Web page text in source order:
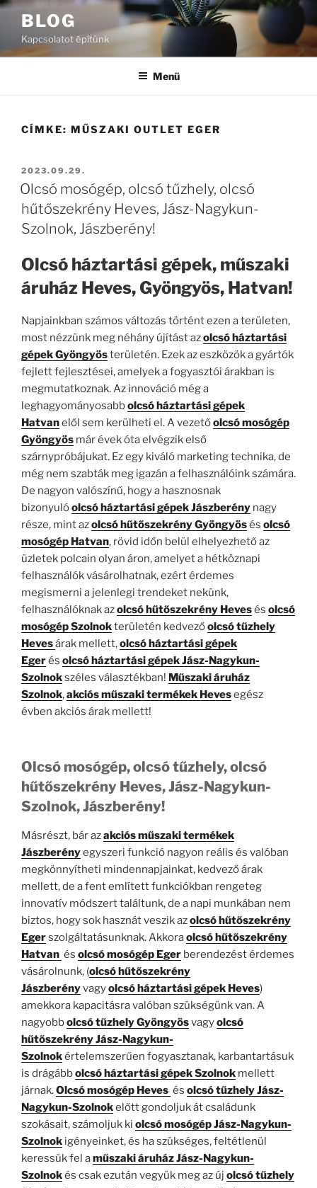
Tartalomhoz
BLOG
Kapcsolatot építünk
Menü
CÍMKE: MŰSZAKI OUTLET EGER
BEKÜLDVE:
2023.09.29.
Olcsó mosógép, olcsó tűzhely, olcsó
hűtőszekrény Heves, Jász-Nagykun-
Szolnok, Jászberény!
Olcsó háztartási gépek, műszaki
áruház Heves, Gyöngyös, Hatvan!
Napjainkban számos változás történt ezen a területen,
most nézzünk meg néhány újítást azolcsóháztartási
gépek Gyöngyösterületén. Ezek az eszközök a gyártók
fejlett fejlesztései, amelyek a fogyasztói árakban is
megmutatkoznak. Az innováció még a
leghagyományosabbolcsóháztartási gépek
Hatvanelől sem kerülheti el. A vezetőolcsó mosógép
Gyöngyös már évek óta elvégzik első
szárnypróbájukat. Ez egy kiváló marketing technika, de
még nem szabták meg igazán a felhasználóink ​​számára.
De nagyon valószínű, hogy a hasznosnak
bizonyulóolcsó háztartási gépek Jászberény nagy
része, mint azolcsó hűtőszekrény Gyöngyösés olcsó
mosógép Hatvan, rövid időn belül elhelyezhető az
üzletek polcain olyan áron, amelyet a hétköznapi
felhasználók vásárolhatnak, ezért érdemes
megismerni a jelenlegi trendeket nekünk,
felhasználóknak azolcsó hűtőszekrény Hevesés olcsó
mosógép Szolnokterületén kedvezőolcsó tűzhely
Hevesárak mellett,olcsó háztartási gépek
Egerés olcsó háztartási gépek Jász-Nagykun-
Szolnokszéles választékban! Műszaki áruház
Szolnok,akciós műszaki termékek Hevesegész
évben akciós árak mellett!
Olcsó mosógép, olcsó tűzhely, olcsó
hűtőszekrény Heves, Jász-Nagykun-
Szolnok, Jászberény!
Másrészt, bár azakciós műszaki termékek
Jászberényegyszeri funkció nagyon reális és valóban
megkönnyítheti mindennapjainkat, kedvező árak
mellett, de a fent említett funkciókban rengeteg
innovatív módszert találtunk, de a napi munkában nem
biztos, hogy sok hasznát veszik azolcsó hűtőszekrény
Egerszolgáltatásunknak. Akkoraolcsó hűtőszekrény
Hatvan és olcsó mosógép Eger berendezést érdemes
vásárolnunk, (olcsó hűtőszekrény
Jászberényvagyolcsó háztartási gépek Heves)
amekkora kapacitásra valóban szükségünk van. A
nagyobbolcsó tűzhely Gyöngyösvagyolcsó
hűtőszekrény Jász-Nagykun-
Szolnokértelemszerűen fogyasztanak, karbantartásuk
is drágábbolcsóháztartási gépek Szolnok mellett
járnak.Olcsó mosógép Heves és olcsó tűzhely Jász-
Nagykun-Szolnokelőtt gondoljuk át családunk
szokásait, számoljuk ki olcsó mosógép Jász-Nagykun-
Szolnok igényeinket, és ha szükséges, feltétlenül
keressük fel aműszaki áruház Jász-Nagykun-
Szolnokés csak ezután vegyük meg az új olcsó tűzhely